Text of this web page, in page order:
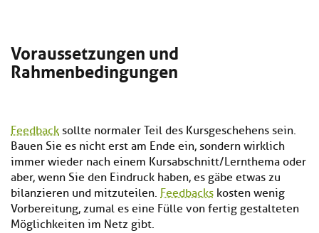
Voraussetzungen und
Rahmenbedingungen
Feedback sollte normaler Teil des Kursgeschehens sein.
Bauen Sie es nicht erst am Ende ein, sondern wirklich
immer wieder nach einem Kursabschnitt/Lernthema oder
aber, wenn Sie den Eindruck haben, es gäbe etwas zu
bilanzieren und mitzuteilen. Feedbacks kosten wenig
Vorbereitung, zumal es eine Fülle von fertig gestalteten
Möglichkeiten im Netz gibt.